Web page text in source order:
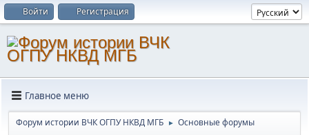
Войти Регистрация
Главное меню
Форум истории ВЧК ОГПУ НКВД МГБ ► Основные форумы